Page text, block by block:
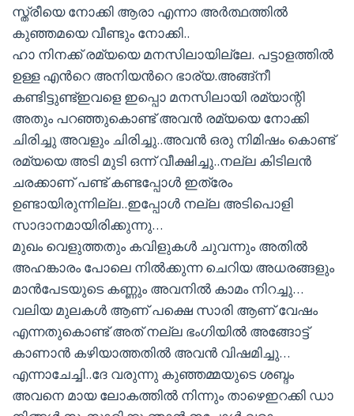
സ്ത്രീയെ നോക്കി ആരാ എന്നാ അര്‍ത്ഥത്തില്‍
കുഞ്ഞമയെ വീണ്ടും നോക്കി..
ഹാ നിനക്ക് രമ്യയെ മനസിലായില്ലേ. പട്ടാളത്തില്‍
ഉള്ള എന്‍റെ അനിയന്‍റെ ഭാര്യ.അങ്ങ്നീ
കണ്ടിട്ടുണ്ട്ഇവളെ ഇപ്പൊ മനസിലായി രമ്യാന്റി
അതും പറഞ്ഞുകൊണ്ട് അവന്‍ രമ്യയെ നോക്കി
ചിരിച്ചു അവളും ചിരിച്ചു..അവന്‍ ഒരു നിമിഷം കൊണ്ട്
രമ്യയെ അടി മുടി ഒന്ന് വീക്ഷിച്ചു..നല്ല കിടിലന്‍
ചരക്കാണ് പണ്ട് കണ്ടപ്പോള്‍ ഇത്രേം
ഉണ്ടായിരുന്നില്ല..ഇപ്പോള്‍ നല്ല അടിപൊളി
സാദാനമായിരിക്കുന്നു…
മുഖം വെളുത്തതും കവിളുകള്‍ ചുവന്നും അതില്‍
അഹങ്കാരം പോലെ നില്‍ക്കുന്ന ചെറിയ അധരങ്ങളും
മാന്‍പേടയുടെ കണ്ണും അവനില്‍ കാമം നിറച്ചു…
വലിയ മുലകള്‍ ആണ് പക്ഷെ സാരി ആണ് വേഷം
എന്നതുകൊണ്ട്‌ അത് നല്ല ഭംഗിയില്‍ അങ്ങോട്ട്‌
കാണാന്‍ കഴിയാത്തതില്‍ അവന്‍ വിഷമിച്ചു…
എന്നാചേച്ചി..ദേ വരുന്നു കുഞ്ഞമ്മയുടെ ശബ്ദം
അവനെ മായ ലോകത്തില്‍ നിന്നും താഴെഇറക്കി ഡാ